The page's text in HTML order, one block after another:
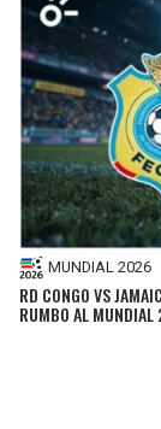
MUNDIAL 2026
RD CONGO VS
RUMBO AL